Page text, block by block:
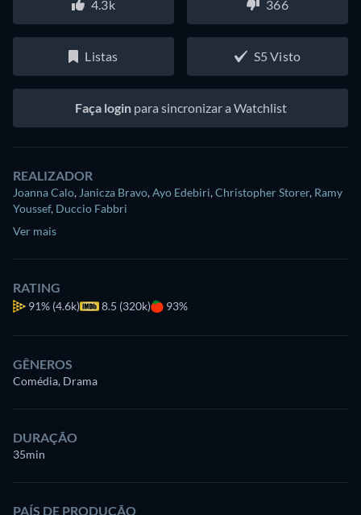
4.3k 366
Listas S5 Visto
Faça loginpara sincronizar a Watchlist
REALIZADOR
Joanna Calo, Janicza Bravo,Ayo Edebiri,Christopher Storer, Ramy
Youssef, Duccio Fabbri
Ver mais
RATING
91% (4.6k) 8.5 (320k) 93%
GÊNEROS
Comédia, Drama
DURAÇÃO
35min
PAÍS DE PRODUÇÃO